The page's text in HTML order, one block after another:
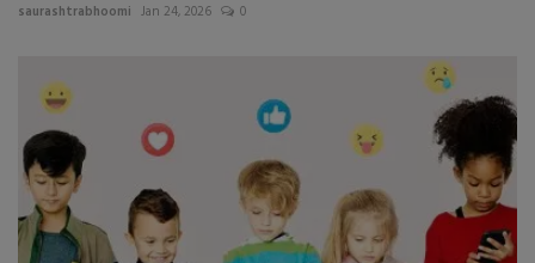
saurashtrabhoomi Jan 24, 2026 0